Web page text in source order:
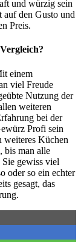
und würzig sein
auf den Gusto und
Preis.
einem
viel Freude
Nutzung der
weiteren
bei der
Profi sein
weiteres Küchen
bis man alle
Sie gewiss viel
oder so ein echter
gesagt, das